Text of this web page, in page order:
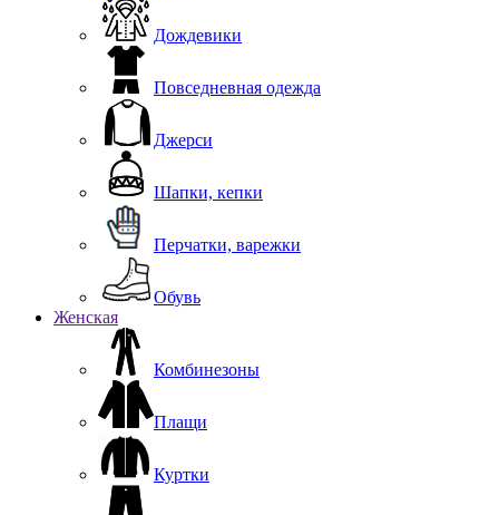
Дождевики
Повседневная одежда
Джерси
Шапки, кепки
Перчатки, варежки
Обувь
Женская
Комбинезоны
Плащи
Куртки